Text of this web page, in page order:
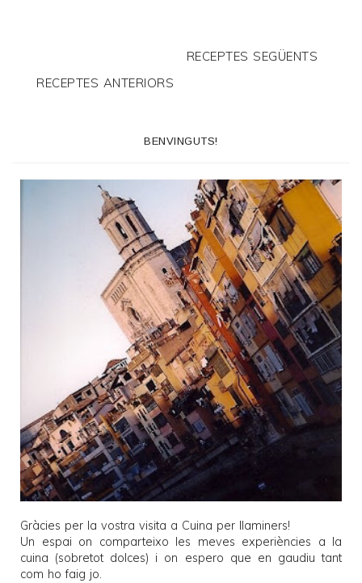
RECEPTES SEGÜENTS
RECEPTES ANTERIORS
BENVINGUTS!
Gràcies per la vostra visita a Cuina per llaminers!
Un espai on comparteixo les meves experiències a la
cuina (sobretot dolces) i on espero que en gaudiu tant
com ho faig jo.